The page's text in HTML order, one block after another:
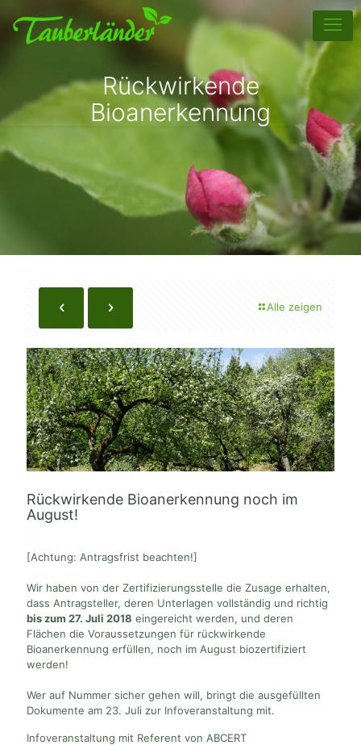
Rückwirkende
Bioanerkennung
Alle zeigen
Rückwirkende Bioanerkennung noch im
August!
[Achtung: Antragsfrist beachten!]
Wir haben von der Zertifizierungsstelle die Zusage erhalten,
dass Antragsteller, deren Unterlagen vollständig und richtig
bis zum 27. Juli 2018 eingereicht werden, und deren
Flächen die Voraussetzungen für rückwirkende
Bioanerkennung erfüllen, noch im August biozertifiziert
werden!
Wer auf Nummer sicher gehen will, bringt die ausgefüllten
Dokumente am 23. Juli zur Infoveranstaltung mit.
Infoveranstaltung mit Referent von ABCERT